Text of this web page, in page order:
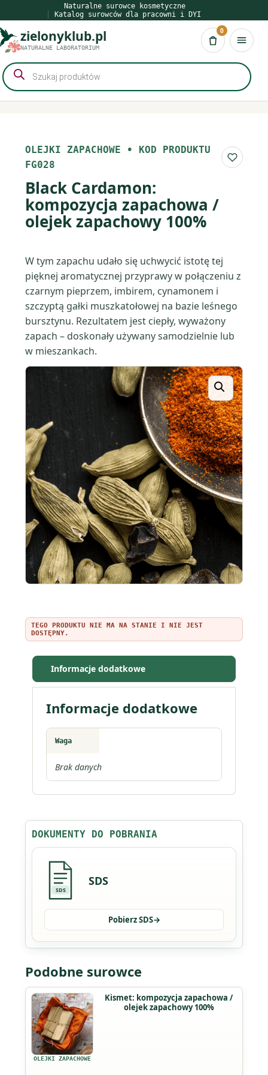
do
treści
Naturalne surowce kosmetyczne
Katalog surowców dla pracowni i DYI
zielonyklub.pl
NATURALNE LABORATORIUM Koszyk
0
Wyszukiwarka
produktów
OLEJKI ZAPACHOWE • KOD PRODUKTU
FG028
Do
Black Cardamon:
kompozycja zapachowa /
olejek zapachowy 100%
W tym zapachu udało się uchwycić istotę tej
pięknej aromatycznej przyprawy w połączeniu z
czarnym pieprzem, imbirem, cynamonem i
szczyptą gałki muszkatołowej na bazie leśnego
bursztynu. Rezultatem jest ciepły, wyważony
zapach – doskonały używany samodzielnie lub
w mieszankach.
TEGO PRODUKTU NIE MA NA STANIE I NIE JEST
DOSTĘPNY.
Informacje dodatkowe
Informacje dodatkowe
Waga
Brak danych
DOKUMENTY DO POBRANIA
SDS
SDS
Pobierz SDS→
Podobne surowce
OLEJKI ZAPACHOWE
Kismet: kompozycja zapachowa /
olejek zapachowy 100%
Ten
produkt
ma
wiele
wariantów.